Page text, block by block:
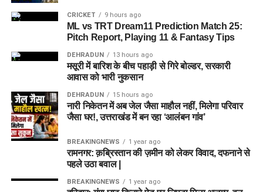
CRICKET 9 hours ago
ML vs TRT Dream11 Prediction Match 25:
Pitch Report, Playing 11 & Fantasy Tips
DEHRADUN 13 hours ago
मसूरी में बारिश के बीच पहाड़ी से गिरे बोल्डर, सरकारी
आवास को भारी नुकसान
DEHRADUN 15 hours ago
नारी निकेतन में अब जेल जैसा माहौल नहीं, मिलेगा परिवार
जैसा घर!, उत्तराखंड में बन रहा ‘आलंबन गांव’
BREAKINGNEWS 1 year ago
रामनगर: क़ब्रिस्तान की ज़मीन को लेकर विवाद, दफनाने से
पहले उठा बवाल |
BREAKINGNEWS 1 year ago